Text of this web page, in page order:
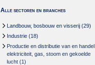
Alle sectoren en branches
Landbouw, bosbouw en visserij (29)
Industrie (18)
Productie en distributie van en
elektriciteit, gas, stoom en gekoelde
lucht (1)